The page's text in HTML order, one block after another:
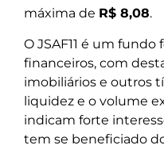
máxima de R$ 8,08.
O JSAF11 é um
financeiros, com
imobiliários e outros
liquidez e o volume
indicam forte
tem se beneficiado